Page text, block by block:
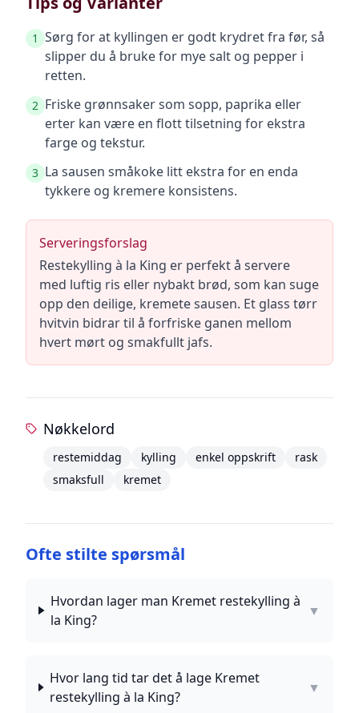
1 Sørg for at kyllingen er godt krydret fra før, så
slipper du å bruke for mye salt og pepper i
retten.
2 Friske grønnsaker som sopp, paprika eller
erter kan være en flott tilsetning for ekstra
farge og tekstur.
3 La sausen småkoke litt ekstra for en enda
tykkere og kremere konsistens.
Serveringsforslag
Restekylling à la King er perfekt å servere
med luftig ris eller nybakt brød, som kan suge
opp den deilige, kremete sausen. Et glass tørr
hvitvin bidrar til å forfriske ganen mellom
hvert mørt og smakfullt jafs.
Nøkkelord
restemiddag kylling enkel oppskrift
rask
smaksfull
kremet
Ofte stilte spørsmål
Hvordan lager man Kremet restekylling à
la King?
▼
Hvor lang tid tar det å lage Kremet
restekylling à la King?
▼